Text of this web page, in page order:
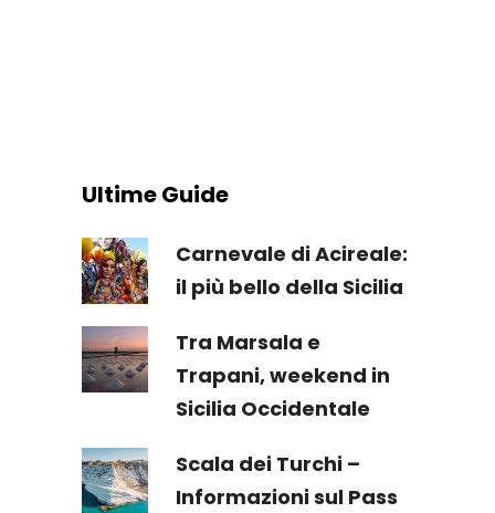
Ultime Guide
Carnevale di Acireale:
il più bello della Sicilia
Tra Marsala e
Trapani, weekend in
Sicilia Occidentale
Scala dei Turchi –
Informazioni sul Pass